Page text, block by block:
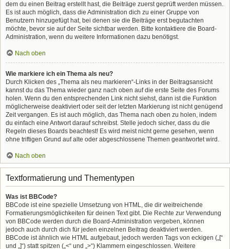
dem du einen Beitrag erstellt hast, die Beiträge zuerst geprüft werden müssen.
Es ist auch möglich, dass die Administration dich zu einer Gruppe von
Benutzern hinzugefügt hat, bei denen sie die Beiträge erst begutachten
möchte, bevor sie auf der Seite sichtbar werden. Bitte kontaktiere die Board-
Administration, wenn du weitere Informationen dazu benötigst.
Nach oben
Wie markiere ich ein Thema als neu?
Durch Klicken des „Thema als neu markieren“-Links in der Beitragsansicht
kannst du das Thema wieder ganz nach oben auf die erste Seite des Forums
holen. Wenn du den entsprechenden Link nicht siehst, dann ist die Funktion
möglicherweise deaktiviert oder seit der letzten Markierung ist nicht genügend
Zeit vergangen. Es ist auch möglich, das Thema nach oben zu holen, indem
du einfach eine Antwort darauf schreibst. Stelle jedoch sicher, dass du die
Regeln dieses Boards beachtest! Es wird meist nicht gerne gesehen, wenn
ohne triftigen Grund auf alte oder abgeschlossene Themen geantwortet wird.
Nach oben
Textformatierung und Thementypen
Was ist BBCode?
BBCode ist eine spezielle Umsetzung von HTML, die dir weitreichende
Formatierungsmöglichkeiten für deinen Text gibt. Die Rechte zur Verwendung
von BBCode werden durch die Board-Administration vergeben, können
jedoch auch durch dich für jeden einzelnen Beitrag deaktiviert werden.
BBCode ist ähnlich wie HTML aufgebaut, jedoch werden Tags von eckigen („[“
und „]“) statt spitzen („<“ und „>“) Klammern eingeschlossen. Weitere